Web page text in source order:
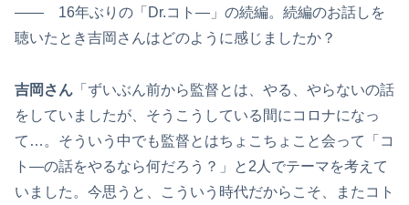
―― 16年ぶりの「Dr.コト―」の続編。続編のお話しを
聴いたとき吉岡さんはどのように感じましたか？
吉岡さん 「ずいぶん前から監督とは、やる、やらないの話
をしていましたが、そうこうしている間にコロナになっ
て…。そういう中でも監督とはちょこちょこと会って「コ
ト―の話をやるなら何だろう？」と2人でテーマを考えて
いました。今思うと、こういう時代だからこそ、またコト